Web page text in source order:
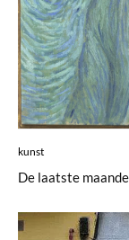
kunst
De laatste